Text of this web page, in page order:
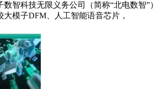
智科技无限义务公司（简称“北电数智
模子DFM、人工智能语音芯片，